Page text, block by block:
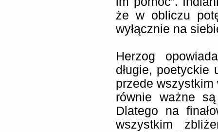
że w obliczu
wyłącznie na
Herzog
długie,
przede wszystkim
równie ważne
Dlatego na
wszystkim